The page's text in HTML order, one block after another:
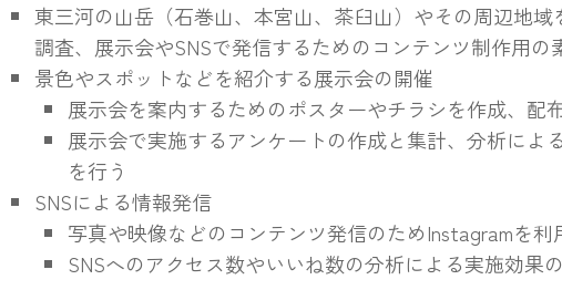
東三河の山岳（石巻山、本宮山、茶臼山）やその周辺地
調査、展示会やSNSで発信するためのコンテンツ制作用の
景色やスポットなどを紹介する展示会の開催
展示会を案内するためのポスターやチラシを作成、配
展示会で実施するアンケートの作成と集計、分析によ
を行う
SNSによる情報発信
写真や映像などのコンテンツ発信のためInstagramを利
SNSへのアクセス数やいいね数の分析による実施効果